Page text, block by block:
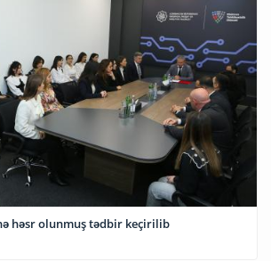
həsr olunmuş tədbir keçirilib